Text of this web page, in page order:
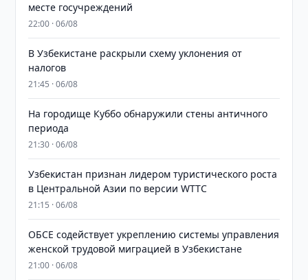
месте госучреждений
22:00 · 06/08
В Узбекистане раскрыли схему уклонения от
налогов
21:45 · 06/08
На городище Куббо обнаружили стены античного
периода
21:30 · 06/08
Узбекистан признан лидером туристического роста
в Центральной Азии по версии WTTC
21:15 · 06/08
ОБСЕ содействует укреплению системы управления
женской трудовой миграцией в Узбекистане
21:00 · 06/08